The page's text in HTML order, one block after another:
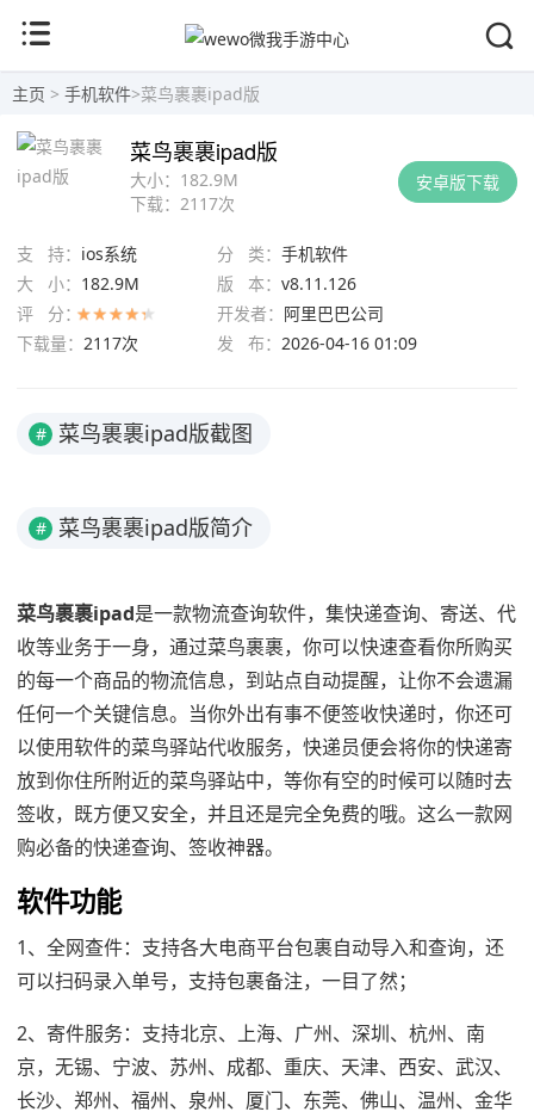
主页 > 手机软件>菜鸟裹裹ipad版
安卓版下载
大小： 182.9M
下载： 2117次
菜鸟裹裹ipad版
支 持： ios系统 分 类： 手机软件
大 小： 182.9M 版 本： v8.11.126
评 分：
开发者： 阿里巴巴公司
下载量： 2117次 发 布： 2026-04-16 01:09
# 菜鸟裹裹ipad版截图
# 菜鸟裹裹ipad版简介
菜鸟裹裹ipad是一款物流查询软件，集快递查询、寄送、代
收等业务于一身，通过菜鸟裹裹，你可以快速查看你所购买
的每一个商品的物流信息，到站点自动提醒，让你不会遗漏
任何一个关键信息。当你外出有事不便签收快递时，你还可
以使用软件的菜鸟驿站代收服务，快递员便会将你的快递寄
放到你住所附近的菜鸟驿站中，等你有空的时候可以随时去
签收，既方便又安全，并且还是完全免费的哦。这么一款网
购必备的快递查询、签收神器。
软件功能
1、全网查件：支持各大电商平台包裹自动导入和查询，还
可以扫码录入单号，支持包裹备注，一目了然；
2、寄件服务：支持北京、上海、广州、深圳、杭州、南
京，无锡、宁波、苏州、成都、重庆、天津、西安、武汉、
长沙、郑州、福州、泉州、厦门、东莞、佛山、温州、金华